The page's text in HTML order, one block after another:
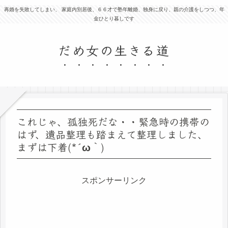
再婚を失敗してしまい、 家庭内別居後、６６才で塾年離婚、独身に戻り、親の介護をしつつ、年
金ひとり暮しです
だめ女の生きる道
これじゃ、孤独死だな・・緊急時の携帯の
はず、遺品整理も踏まえて整理しました、
まずは下着(*´ω｀)
スポンサーリンク